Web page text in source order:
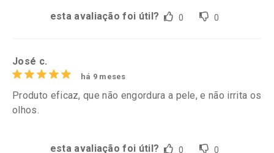
esta avaliação foi útil? 0 0
José c.
há 9 meses
Produto eficaz, que não engordura a pele, e não irrita os
olhos.
esta avaliação foi útil? 0 0